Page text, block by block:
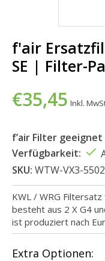
f'air
SE | Filter-
€35,45 Inkl.
f’air Filter
Verfügbarkeit:
SKU: WTW-VX3-
KWL / WRG
besteht aus 2 X G4
ist produziert nach
Extra Optionen: